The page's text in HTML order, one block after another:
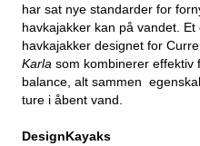
har sat nye standarder for
havkajakker kan på vandet.
havkajakker designet for
Karla som kombinerer effektiv
balance, alt sammen
ture i åbent vand.
DesignKayaks